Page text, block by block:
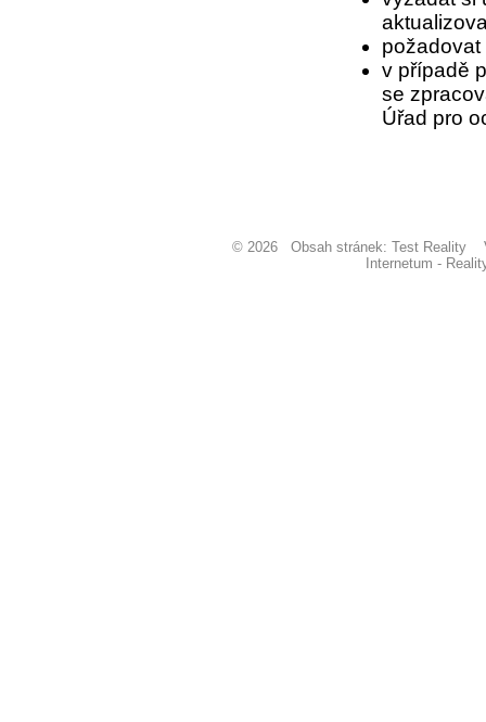
v případě
se
Úřad pro
© 2026 Obsah stránek: Test
Internetum -